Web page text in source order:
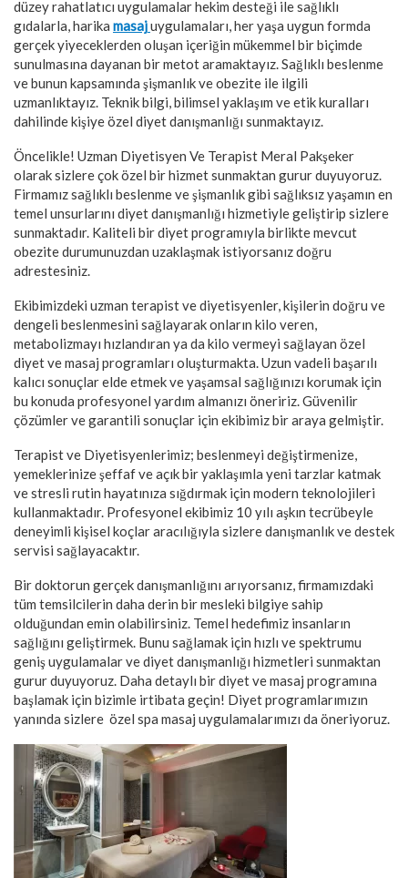
düzey rahatlatıcı uygulamalar hekim desteği ile sağlıklı
gıdalarla, harika masajuygulamaları, her yaşa uygun formda
gerçek yiyeceklerden oluşan içeriğin mükemmel bir biçimde
sunulmasına dayanan bir metot aramaktayız. Sağlıklı beslenme
ve bunun kapsamında şişmanlık ve obezite ile ilgili
uzmanlıktayız. Teknik bilgi, bilimsel yaklaşım ve etik kuralları
dahilinde kişiye özel diyet danışmanlığı sunmaktayız.
Öncelikle! Uzman Diyetisyen Ve Terapist Meral Pakşeker
olarak sizlere çok özel bir hizmet sunmaktan gurur duyuyoruz.
Firmamız sağlıklı beslenme ve şişmanlık gibi sağlıksız yaşamın en
temel unsurlarını diyet danışmanlığı hizmetiyle geliştirip sizlere
sunmaktadır. Kaliteli bir diyet programıyla birlikte mevcut
obezite durumunuzdan uzaklaşmak istiyorsanız doğru
adrestesiniz.
Ekibimizdeki uzman terapist ve diyetisyenler, kişilerin doğru ve
dengeli beslenmesini sağlayarak onların kilo veren,
metabolizmayı hızlandıran ya da kilo vermeyi sağlayan özel
diyet ve masaj programları oluşturmakta. Uzun vadeli başarılı
kalıcı sonuçlar elde etmek ve yaşamsal sağlığınızı korumak için
bu konuda profesyonel yardım almanızı öneririz. Güvenilir
çözümler ve garantili sonuçlar için ekibimiz bir araya gelmiştir.
Terapist ve Diyetisyenlerimiz; beslenmeyi değiştirmenize,
yemeklerinize şeffaf ve açık bir yaklaşımla yeni tarzlar katmak
ve stresli rutin hayatınıza sığdırmak için modern teknolojileri
kullanmaktadır. Profesyonel ekibimiz 10 yılı aşkın tecrübeyle
deneyimli kişisel koçlar aracılığıyla sizlere danışmanlık ve destek
servisi sağlayacaktır.
Bir doktorun gerçek danışmanlığını arıyorsanız, firmamızdaki
tüm temsilcilerin daha derin bir mesleki bilgiye sahip
olduğundan emin olabilirsiniz. Temel hedefimiz insanların
sağlığını geliştirmek. Bunu sağlamak için hızlı ve spektrumu
geniş uygulamalar ve diyet danışmanlığı hizmetleri sunmaktan
gurur duyuyoruz. Daha detaylı bir diyet ve masaj programına
başlamak için bizimle irtibata geçin! Diyet programlarımızın
yanında sizlere özel spa masaj uygulamalarımızı da öneriyoruz.